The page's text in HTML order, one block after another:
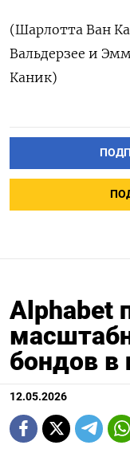
(Шарлотта Ван
Вальдерзее ‌и
Каник)
Alphabet
бондов в
12.05.2026